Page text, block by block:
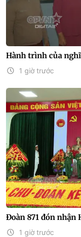
Hành trình của
1 giờ trước
Đoàn 871 đón nhận
1 giờ trước